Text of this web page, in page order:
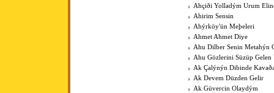
Ahçiði Yolladým Urum
Ahirim Sensin
Ahýrköy'ün Meþeleri
Ahmet Ahmet Diye
Ahu Dilber Senin Metahýn
Ahu Gözlerini Süzüp Gelen
Ak Çalýnýn Dibinde
Ak Devem Düzden Gelir
Ak Güvercin Olaydým